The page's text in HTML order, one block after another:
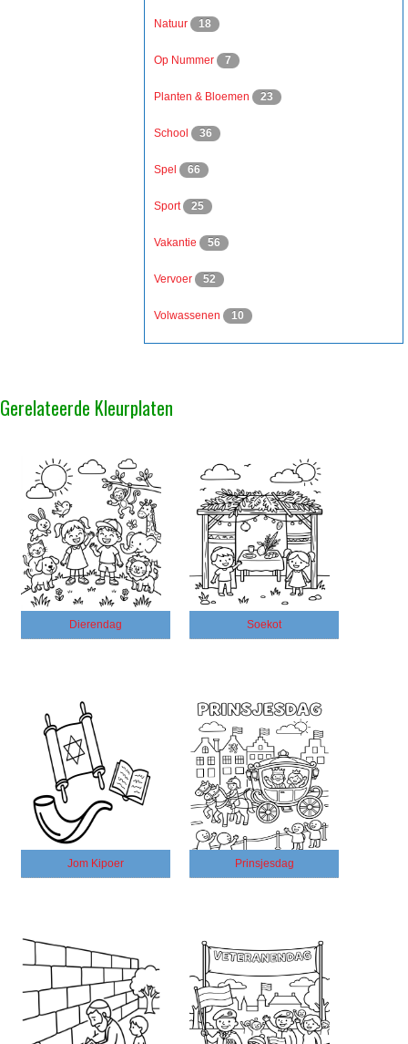
Natuur 18
Op Nummer 7
Planten & Bloemen 23
School 36
Spel 66
Sport 25
Vakantie 56
Vervoer 52
Volwassenen 10
Gerelateerde Kleurplaten
Dierendag Soekot
Jom Kipoer Prinsjesdag